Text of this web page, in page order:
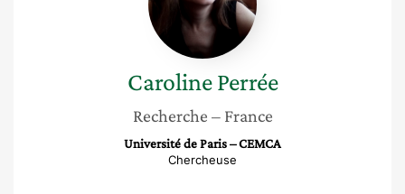
Caroline Perrée
Recherche – France
Université de Paris – CEMCA
Chercheuse